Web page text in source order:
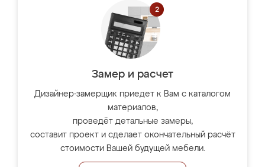
Замер и расчет
Дизайнер-замерщик приедет к Вам с каталогом
материалов,
проведёт детальные замеры,
составит проект и сделает окончательный расчёт
стоимости Вашей будущей мебели.